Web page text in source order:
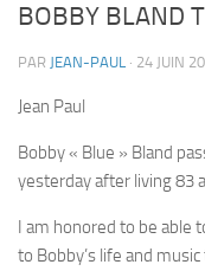
BOBBY BLAND
PAR JEAN-PAUL · 24 JUIN
Jean Paul
Bobby « Blue » Bland
yesterday after living 83
I am honored to be able
to Bobby’s life and